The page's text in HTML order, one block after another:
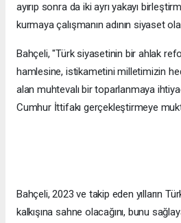
ayırıp sonra da iki ayrı yakayı
kurmaya çalışmanın adının siyaset
Bahçeli, "Türk siyasetinin bir ahlak
hamlesine, istikametini milletimizin
alan muhtevalı bir toparlanmaya
Cumhur İttifakı gerçekleştirmeye
Bahçeli, 2023 ve takip eden yılların
kalkışına sahne olacağını, bunu